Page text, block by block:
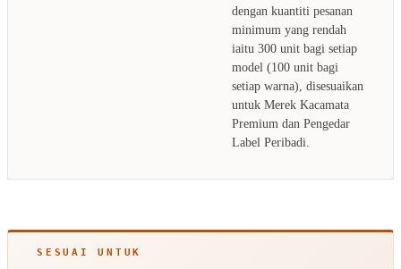
dengan kuantiti pesanan
minimum yang rendah
iaitu 300 unit bagi setiap
model (100 unit bagi
setiap warna), disesuaikan
untuk Merek Kacamata
Premium dan Pengedar
Label Peribadi.
SESUAI UNTUK